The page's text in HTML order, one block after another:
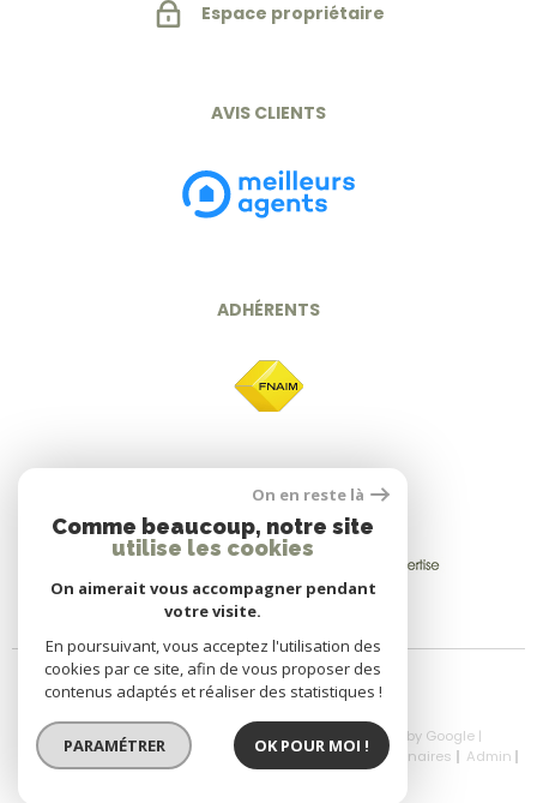
Espace propriétaire
AVIS CLIENTS
ADHÉRENTS
© 2026 | Tous droits réservés | Traduction powered by Google |
Nos Honoraires
Plan Du Site Mentions Légales Partenaires
Admin
On en reste là
Comme beaucoup, notre site
utilise les cookies
On aimerait vous accompagner pendant
votre visite.
En poursuivant, vous acceptez l'utilisation des
cookies par ce site, afin de vous proposer des
contenus adaptés et réaliser des statistiques !
PARAMÉTRER OK POUR MOI !